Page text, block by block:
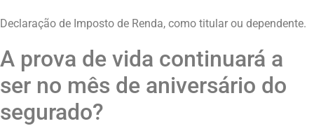
Declaração de Imposto de Renda, como titular ou dependente.
A prova de vida continuará a
ser no mês de aniversário do
segurado?